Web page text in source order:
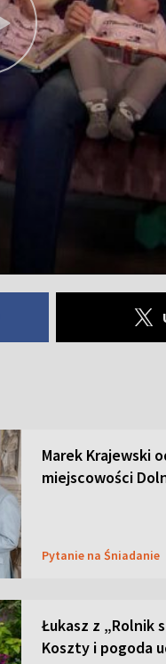
Marek Krajewski
miejscowości
Pytanie na Śniadanie
Łukasz z „Rolnik
Koszty i pogoda